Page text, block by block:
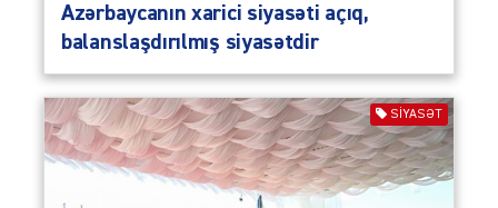
Azərbaycanın xarici siyasəti açıq,
balanslaşdırılmış siyasətdir
SIYASƏT